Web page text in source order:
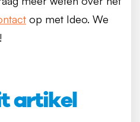
op met Ideo. We
artikel